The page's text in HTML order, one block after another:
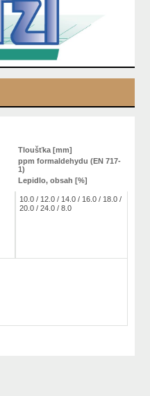
Tloušťka [mm]
ppm formaldehydu (EN 717-
1)
Lepidlo, obsah [%]
10.0 / 12.0 / 14.0 / 16.0 / 18.0 /
20.0 / 24.0 / 8.0